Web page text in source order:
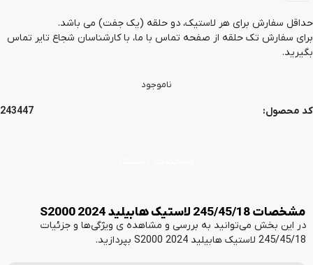
حداقل سفارش برای هر لاستیک، دو حلقه (یک جفت) می باشد.
برای سفارش تک حلقه از صفحه تماس با ما، با کارشناسان شجاع تایر تماس
بگیرید.
ناموجود
کد محصول: 243447
مشخصات 245/45/18 لاستیک هابیلید 2024 S2000
در این بخش می‌توانید به بررسی و مشاهده ی ویژگی‌ها و جزئیات
245/45/18 لاستیک هابیلید 2024 S2000 بپردازید.